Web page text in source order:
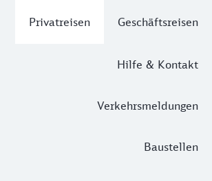
Privatreisen Geschäftsreisen
Hilfe & Kontakt
Verkehrsmeldungen
Baustellen